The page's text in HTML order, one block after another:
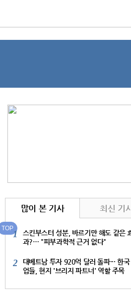
TOP
많이 본 기사 최신 기
1
스킨부스터 성분, 바르기만 해도 같은
과?… "피부과학적 근거 없다"
2
대베트남 투자 920억 달러 돌파··· 한
업들, 현지 '브리지 파트너' 역할 주목